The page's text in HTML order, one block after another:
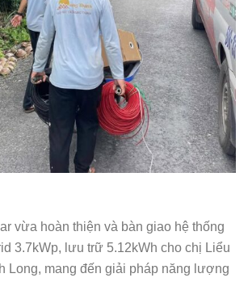
vừa hoàn thiện và bàn giao hệ thống
3.7kWp, lưu trữ 5.12kWh cho chị Liểu
Long, mang đến giải pháp năng lượng